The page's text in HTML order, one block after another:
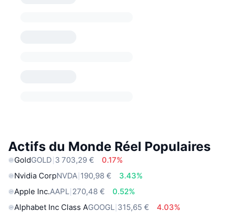
Actifs du Monde Réel Populaires
GoldGOLD 3 703,29 €
0.17%
Nvidia CorpNVDA 190,98 €
3.43%
Apple Inc.AAPL 270,48 €
0.52%
Alphabet Inc Class AGOOGL 315,65 €
4.03%